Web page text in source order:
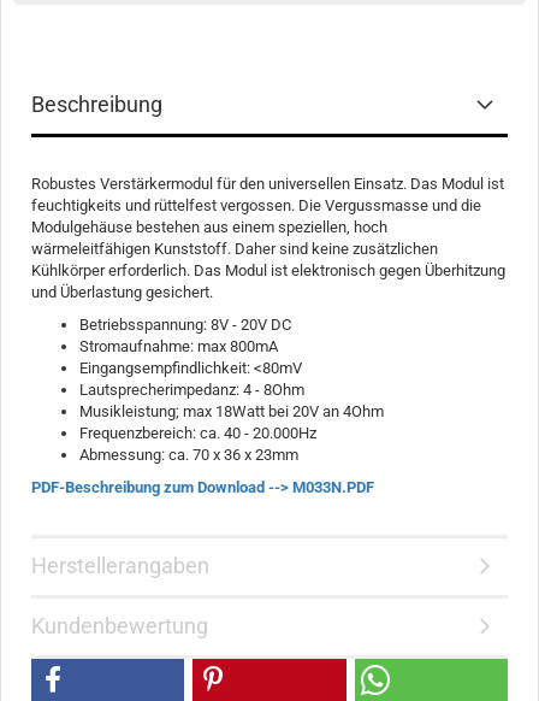
Beschreibung
Robustes Verstärkermodul für den universellen Einsatz. Das Modul ist
feuchtigkeits und rüttelfest vergossen. Die Vergussmasse und die
Modulgehäuse bestehen aus einem speziellen, hoch
wärmeleitfähigen Kunststoff. Daher sind keine zusätzlichen
Kühlkörper erforderlich. Das Modul ist elektronisch gegen Überhitzung
und Überlastung gesichert.
Betriebsspannung: 8V - 20V DC
Stromaufnahme: max 800mA
Eingangsempfindlichkeit: <80mV
Lautsprecherimpedanz: 4 - 8Ohm
Musikleistung; max 18Watt bei 20V an 4Ohm
Frequenzbereich: ca. 40 - 20.000Hz
Abmessung: ca. 70 x 36 x 23mm
PDF-Beschreibung zum Download --> M033N.PDF
Herstellerangaben
Kundenbewertung